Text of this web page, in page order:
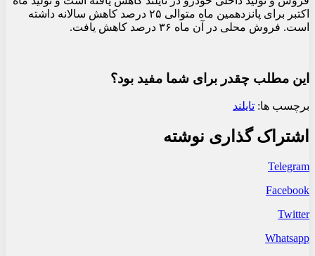
اکتبر برای پانزدهمین ماه متوالی ۲۵ درصد کاهش سالانه داشته
است. فروش محلی در آن ماه ۳۶ درصد کاهش یافت.
این مطلب چقدر برای شما مفید بود؟
برچسب ها: تایلند
اشتراک گذاری نوشته
Telegram
Facebook
Twitter
Whatsapp